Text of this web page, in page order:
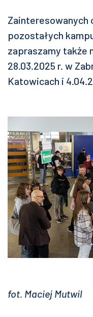
Zainteresowanych
pozostałych
zapraszamy także
28.03.2025 r. w
Katowicach i
fot. Maciej Mutwil